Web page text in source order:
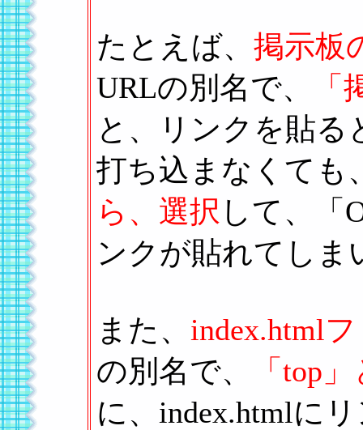
たとえば、 掲示板
URLの別名で、
と、リンクを貼る
打ち込まなくても
ら、選択 して、「
ンクが貼れてしま
また、 index.html
の別名で、
「top
に、index.htmlに